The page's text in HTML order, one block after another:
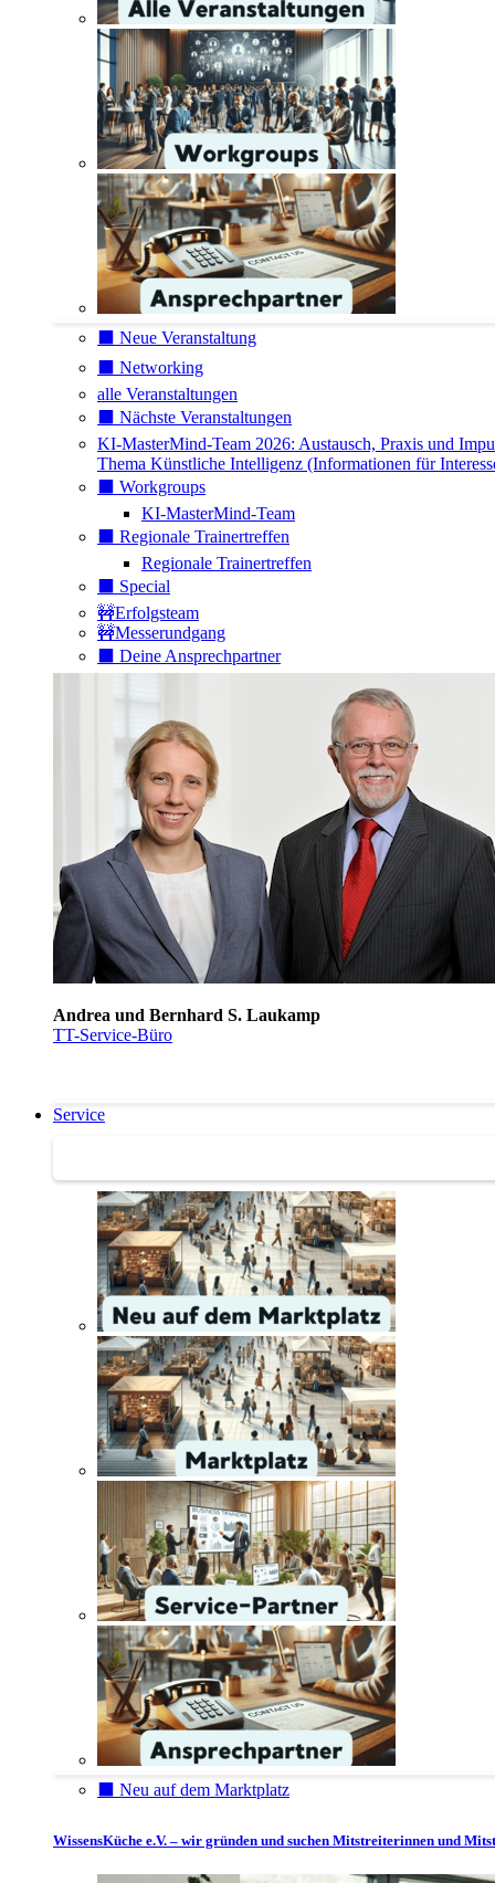
⬛️ Neue Veranstaltung
⬛️ Networking
alle Veranstaltungen
⬛️ Nächste Veranstaltungen
KI-MasterMind-Team 2026: Austausch, Praxis und
Thema Künstliche Intelligenz (Informationen für
⬛️ Workgroups
KI-MasterMind-Team
⬛️ Regionale Trainertreffen
Regionale Trainertreffen
⬛️ Special
🚧Erfolgsteam
🚧Messerundgang
⬛️ Deine Ansprechpartner
Andrea und Bernhard S. Laukamp
TT-Service-Büro
Service
⬛️ Neu auf dem Marktplatz
WissensKüche e.V. – wir gründen und suchen Mitstreiterinnen und